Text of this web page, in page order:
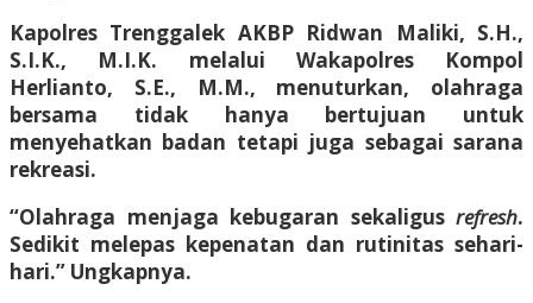
Kapolres Trenggalek AKBP Ridwan Maliki, S.H.,
S.I.K., M.I.K. melalui Wakapolres Kompol
Herlianto, S.E., M.M., menuturkan, olahraga
bersama tidak hanya bertujuan untuk
menyehatkan badan tetapi juga sebagai sarana
rekreasi.
“Olahraga menjaga kebugaran sekaligus refresh.
Sedikit melepas kepenatan dan rutinitas sehari-
hari.” Ungkapnya.